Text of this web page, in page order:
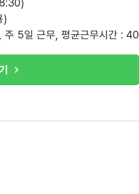
주 5일 근무, 평균근무시간 : 40